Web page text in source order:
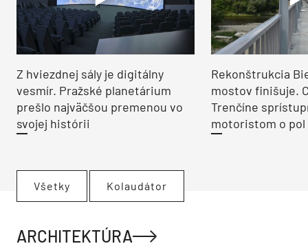
Z hviezdnej sály je digitálny
vesmír. Pražské planetárium
prešlo najväčšou premenou vo
svojej histórii
Rekonštrukcia
mostov finišuje.
Trenčíne
motoristom o pol
Všetky Kolaudátor
ARCHITEKTÚRA